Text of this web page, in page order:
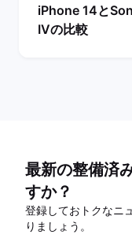
iPhone 14と
IVの比較
最新の整備済
すか？
登録しておトクなニ
りましょう。